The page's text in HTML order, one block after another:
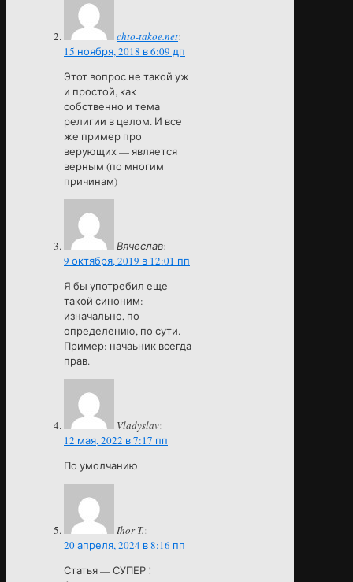
chto-takoe.net:
15 ноября, 2018 в 6:09 дп
Этот вопрос не такой уж
и простой, как
собственно и тема
религии в целом. И все
же пример про
верующих — является
верным (по многим
причинам)
Вячеслав:
9 октября, 2019 в 12:01 пп
Я бы употребил еще
такой синоним:
изначально, по
определению, по сути.
Пример: начаьник всегда
прав.
Vladyslav:
12 мая, 2022 в 7:17 пп
По умолчанию
Ihor T.:
20 апреля, 2024 в 8:16 пп
Статья — СУПЕР !